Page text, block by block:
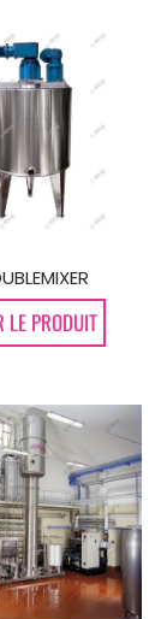
LE PRODUIT